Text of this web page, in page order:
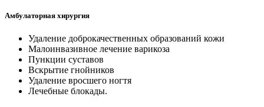
Амбулаторная хирургия
Удаление доброкачественных образований кожи
Малоинвазивное лечение варикоза
Пункции суставов
Вскрытие гнойников
Удаление вросшего ногтя
Лечебные блокады.